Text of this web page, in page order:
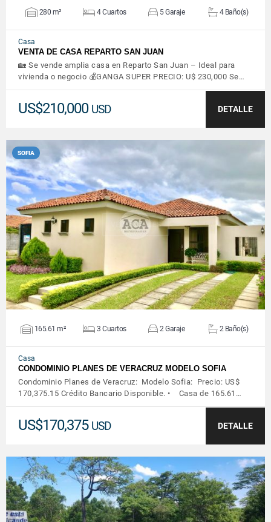
280 m² 4 Cuartos 5 Garaje 4 Baño(s)
Casa
VENTA DE CASA REPARTO SAN JUAN
🏡 Se vende amplia casa en Reparto San Juan – Ideal para
vivienda o negocio 💰GANGA SUPER PRECIO: U$ 230,000 Se…
US$210,000 USD DETALLE
SOFIA
VER DETALLES
165.61 m² 3 Cuartos 2 Garaje 2 Baño(s)
Casa
CONDOMINIO PLANES DE VERACRUZ MODELO SOFIA
Condominio Planes de Veracruz: Modelo Sofia: Precio: US$
170,375.15 Crédito Bancario Disponible. • Casa de 165.61…
US$170,375 USD DETALLE